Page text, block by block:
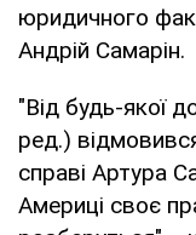
юридичного
Андрій Самарін.
"Від будь-якої
ред.)
справі Артура
Америці своє